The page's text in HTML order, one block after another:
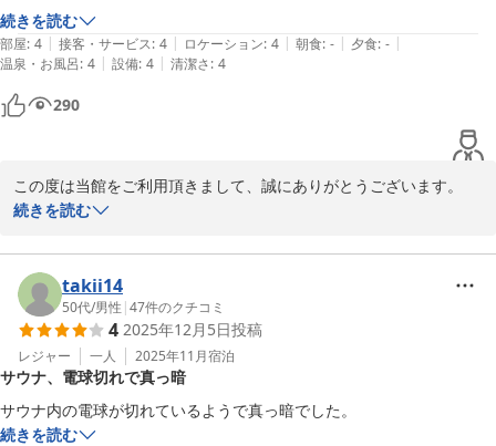
続きを読む
部屋: 4 | 接客・サービス: 4 | ロケーション: 4 | 朝食: - | 夕食: - |
温泉・お風呂: 4 | 設備: 4 | 清潔さ: 4
290
この度は当館をご利用頂きまして、誠にありがとうございます。
お寛ぎ頂けて、大変嬉しく思います。
カプセルホテル ふらる
2026-01-30
続きを読む
takii14
50代/男性 |47件のクチコミ
4 2025年12月5日投稿
レジャー 一人 2025年11月宿泊
サウナ、電球切れで真っ暗
サウナ内の電球が切れているようで真っ暗でした。
続きを読む